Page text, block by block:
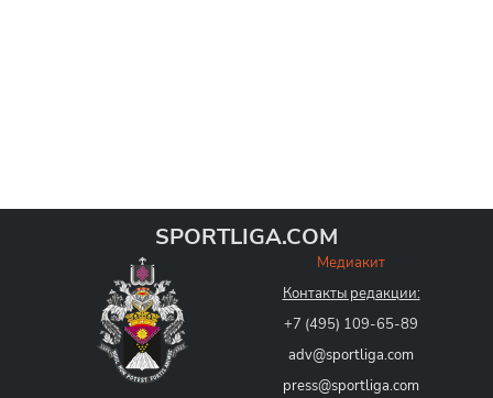
SPORTLIGA.COM
Медиакит
Контакты редакции:
+7 (495) 109-65-89
adv@sportliga.com
press@sportliga.com